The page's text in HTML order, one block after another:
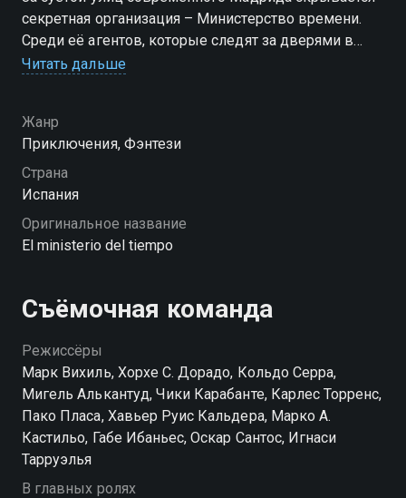
секретная организация – Министерство времени.
Среди её агентов, которые следят за дверями в
прошлое, представители разных эпох: санитар
предстоит путешествовать через столетия, решать
проблемы вселенского масштаба и спасать
историю Испании.
Посмотреть онлайн 1 сезон сериала Министерство
времени вы можете совершенно бесплатно в
хорошем HD качестве на Смотрёшке
Читать дальше
Жанр
Приключения, Фэнтези
Страна
Испания
Оригинальное название
El ministerio del tiempo
Съёмочная команда
Режиссёры
Марк Вихиль, Хорхе С. Дорадо, Кольдо Серра,
Мигель Алькантуд, Чики Карабанте, Карлес Торренс,
Пако Пласа, Хавьер Руис Кальдера, Марко А.
Кастильо, Габе Ибаньес, Оскар Сантос, Игнаси
Тарруэлья
В главных ролях